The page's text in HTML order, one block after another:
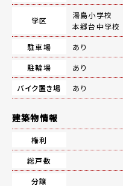
学区
湯島小学校
本郷台中学校
駐車場
あり
駐輪場
あり
バイク置き場
あり
建築物情報
権利
総戸数
分譲